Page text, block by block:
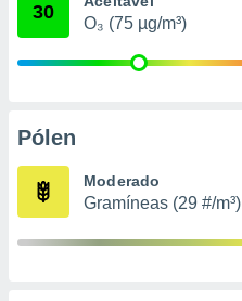
estudos
30
O₃ (75 µg/m³)
Pólen
Moderado
Gramíneas (29 #/m³)